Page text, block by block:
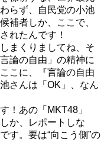
らず、自民党の小池
補者しか、ここで、
れたんです！
まくりましてね、そ
論の自由」の精神に
こに、『言論の自由
さんは「OK」、なん
！あの「MKT48」
か、レポートしな
す。要は“向こう側”の